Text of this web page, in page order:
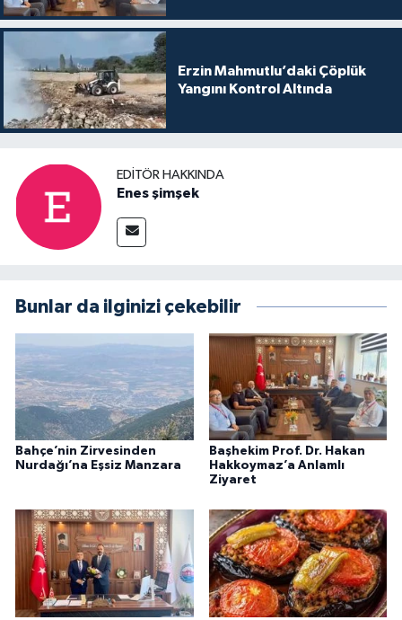
Erzin Mahmutlu’daki Çöplük
Yangını Kontrol Altında
EDITÖR HAKKINDA
Enes şimşek
Bunlar da ilginizi çekebilir
Bahçe’nin Zirvesinden
Nurdağı’na Eşsiz Manzara
Başhekim Prof. Dr. Hakan
Hakkoymaz’a Anlamlı
Ziyaret